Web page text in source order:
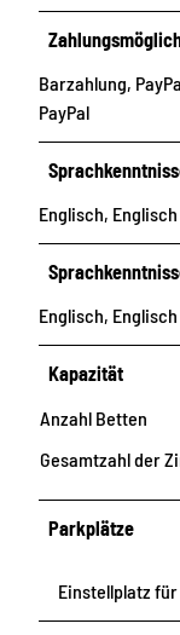
Barzahlung,
PayPal
Englisch, Englisch
Englisch, Englisch
Kapazität
Anzahl Betten
Gesamtzahl der
Parkplätze
Einstellplatz